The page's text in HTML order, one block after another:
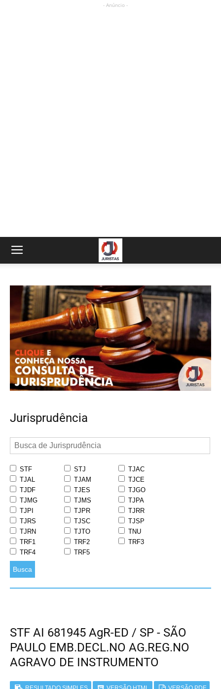
- Anúncio -
Jurisprudência
STF STJ
TJAC
TJAL
TJAM
TJCE
TJDF
TJES
TJGO
TJMG
TJMS
TJPA
TJPI
TJPR
TJRR
TJRS
TJSC
TJSP
TJRN
TJTO
TNU
TRF1
TRF2
TRF3
TRF4
TRF5
Busca
STF AI 681945 AgR-ED / SP - SÃO
PAULO EMB.DECL.NO AG.REG.NO
AGRAVO DE INSTRUMENTO